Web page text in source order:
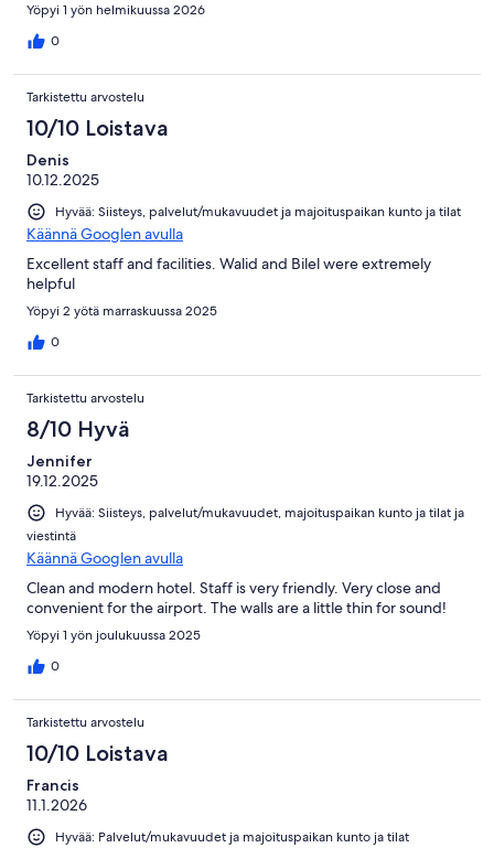
Yöpyi 1 yön helmikuussa 2026
0
Tarkistettu arvostelu
10/10 Loistava
Denis
10.12.2025
Hyvää: Siisteys, palvelut/mukavuudet ja majoituspaikan kunto ja tilat
Käännä Googlen avulla
Excellent staff and facilities. Walid and Bilel were extremely
helpful
Yöpyi 2 yötä marraskuussa 2025
0
Tarkistettu arvostelu
8/10 Hyvä
Jennifer
19.12.2025
Hyvää: Siisteys, palvelut/mukavuudet, majoituspaikan kunto ja tilat ja
viestintä
Käännä Googlen avulla
Clean and modern hotel. Staff is very friendly. Very close and
convenient for the airport. The walls are a little thin for sound!
Yöpyi 1 yön joulukuussa 2025
0
Tarkistettu arvostelu
10/10 Loistava
Francis
11.1.2026
Hyvää: Palvelut/mukavuudet ja majoituspaikan kunto ja tilat